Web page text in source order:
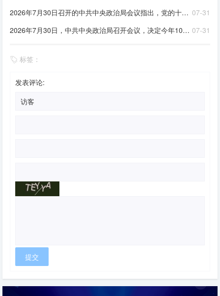
07-31
2026年7月30日召开的中共中央政治局会议指出，党的十八大以来，全面从严治党取得伟大成就，开辟了百年大党____新境界，推动党和国家事业取得历史性成就、发生历史性变革，党和人民赢得强党强国的历史主动。同时，随着世情国情党情发生深刻变化，全面从严治党也面临许多新情况新问题。全党必须从巩固____、实现____的战略高度，深刻认识持之以恒推进全面从严治党的重大意义，坚定信心，保持定力，以____把新时代全面从严治党宝贵经验坚持好、运用好，把党的建设面临的突出问题整治好、解决好，把管党治党形成的良好政治局面巩固好、发展好
07-31
2026年7月30日，中共中央政治局召开会议，决定今年10月在北京召开中国共产党第二十届中央委员会____全体会议，主要议程是，中共中央政治局向中央委员会报告工作，研究____若干重大问题。会议分析研究当前经济形势，部署____经济工作。中共中央总书记习近平主持会议
标签：
发表评论: